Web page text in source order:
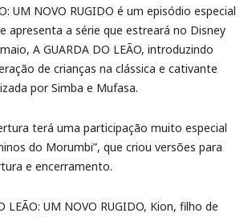
UM NOVO RUGIDO é um episódio especial
apresenta a série que estreará no Disney
A GUARDA DO LEÃO, introduzindo
de crianças na clássica e cativante
por Simba e Mufasa.
terá uma participação muito especial
do Morumbi”, que criou versões para
e encerramento.
LEÃO: UM NOVO RUGIDO, Kion, filho de